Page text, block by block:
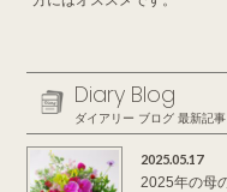
Diary Blog
ダイアリー ブログ 最新記事
2025.05.17
2025年の母